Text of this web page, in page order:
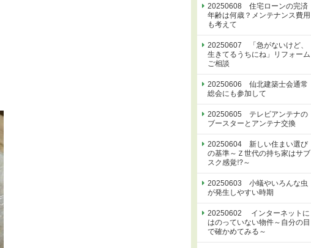
20250608 住宅ローンの完済
年齢は何歳？メンテナンス費用
も考えて
20250607 「急がないけど、
生きてるうちにね」リフォーム
ご相談
20250606 仙北建築士会通常
総会にも参加して
20250605 テレビアンテナの
ブースターとアンテナ交換
20250604 新しい住まい選び
の基準～Ｚ世代の持ち家はサブ
スク感覚⁉～
20250603 小蟻やいろんな虫
が発生しやすい時期
20250602 インターネットに
はのっていない物件～自分の目
で確かめてみる～